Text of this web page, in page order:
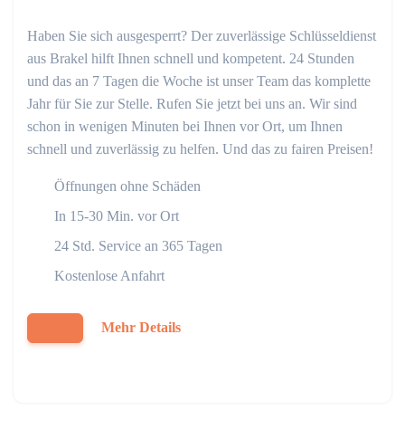
Haben Sie sich ausgesperrt? Der zuverlässige Schlüsseldienst
aus Brakel hilft Ihnen schnell und kompetent. 24 Stunden
und das an 7 Tagen die Woche ist unser Team das komplette
Jahr für Sie zur Stelle. Rufen Sie jetzt bei uns an. Wir sind
schon in wenigen Minuten bei Ihnen vor Ort, um Ihnen
schnell und zuverlässig zu helfen. Und das zu fairen Preisen!
Öffnungen ohne Schäden
In 15-30 Min. vor Ort
24 Std. Service an 365 Tagen
Kostenlose Anfahrt
Mehr Details